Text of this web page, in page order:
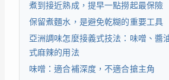
煮到接近熟成，提早一點撈起最保險
保留煮麵水，是避免乾糊的重要工具
亞洲調味怎麼接義式技法：味噌、醬
式麻辣的用法
味噌：適合補深度，不適合搶主角